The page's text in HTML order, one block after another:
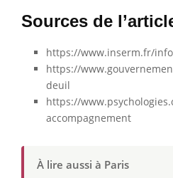
Sources de
https://www.inserm.fr/
https://
deuil
https://
accompagnement
À lire aussi à Paris